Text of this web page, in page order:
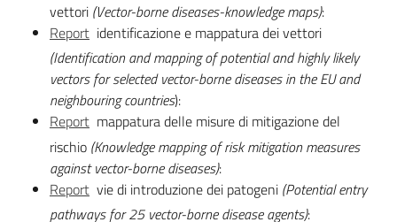
vettori (Vector-borne diseases-knowledge maps):
Report identificazione e mappatura dei vettori
(Identification and mapping of potential and highly likely
vectors for selected vector-borne diseases in the EU and
neighbouring countries):
Report mappatura delle misure di mitigazione del
rischio (Knowledge mapping of risk mitigation measures
against vector-borne diseases):
Report vie di introduzione dei patogeni (Potential entry
pathways for 25 vector-borne disease agents):